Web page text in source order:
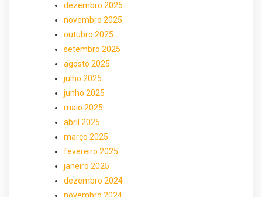
dezembro 2025
novembro 2025
outubro 2025
setembro 2025
agosto 2025
julho 2025
junho 2025
maio 2025
abril 2025
março 2025
fevereiro 2025
janeiro 2025
dezembro 2024